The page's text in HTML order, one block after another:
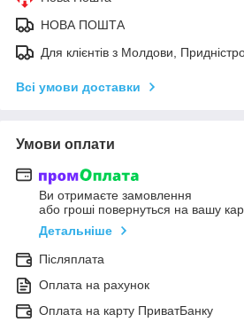
НОВА ПОШТА
Для клієнтів з Молдови,
Всі умови доставки
Умови оплати
Ви отримаєте замовлення
або гроші повернуться на вашу
Детальніше
Післяплата
Оплата на рахунок
Оплата на карту ПриватБанку